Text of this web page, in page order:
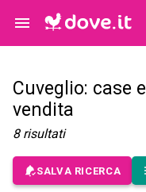
Cuveglio: case
vendita
8 risultati
SALVA RICERCA